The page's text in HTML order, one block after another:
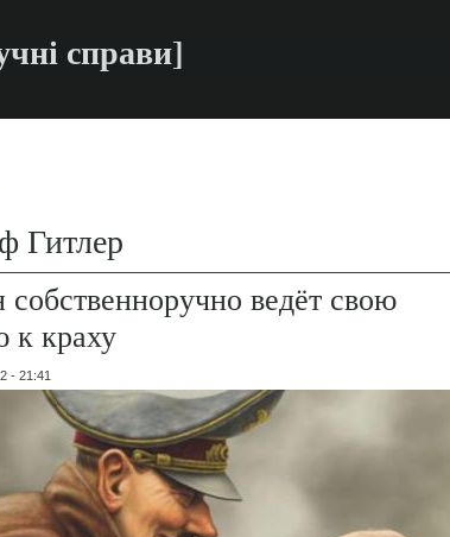
справи]
Гитлер
ведёт свою
к краху
- 21:41